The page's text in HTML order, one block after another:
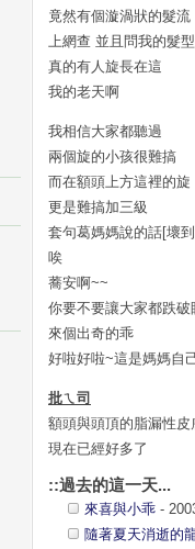
竟然有個漩渦狀的髮流
上網查 並且問我的髮
真的有人旋長在這
我的老天啊
我相信大家都聽過
兩個旋的小孩很難搞
而在額頭上方這裡的旋
更是難搞加三級
套句葛媽媽說的話[壞
唉
蕎安啊~~
你要不要讓大家都跌破
來個出奇的乖
好啦好啦~這是媽媽自
批ㄟ司
額頭與頭頂的脂漏性皮
現在已經好多了
::過去的這一天...
來喜與小乖 -
隨著夏天消逝的